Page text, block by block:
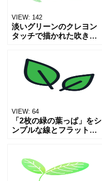
VIEW: 142
淡いグリーンのクレヨン
タッチで描かれた吹き出
感が特徴で、ナチュラル
な雰囲気のデザインにぴ
ったり。コメント枠やメ
VIEW: 64
「2枚の緑の葉っぱ」をシ
ンプルな線とフラットカ
す。自然、エコロジー、
サステナビリティ、オー
ガニック、植物など、環